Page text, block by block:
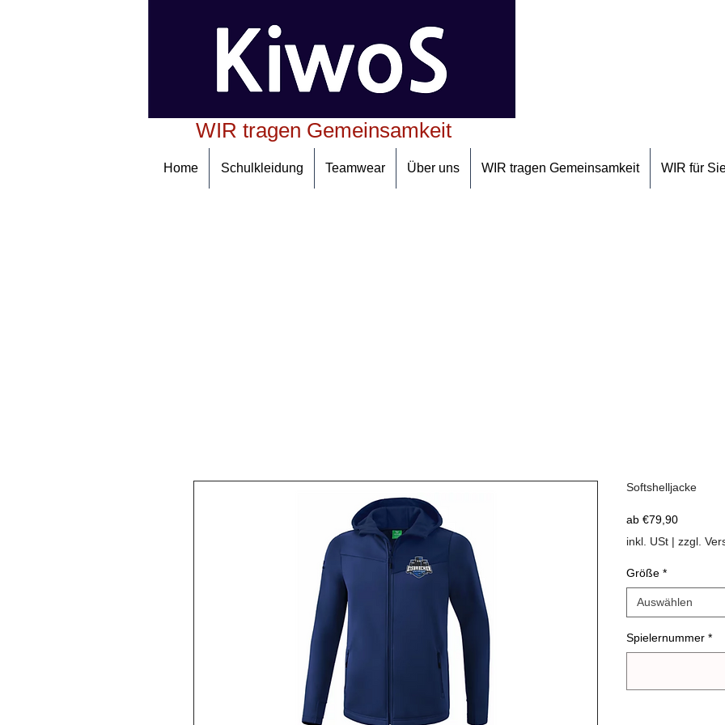
WIR tragen Gemeinsamkeit
Home Schulkleidung Teamwear Über uns WIR tragen Gemeinsamkeit WIR für
Softshelljacke
ab €79,90Sale-
inkl. USt| zzgl.
Größe *
Auswählen
Spielernummer *